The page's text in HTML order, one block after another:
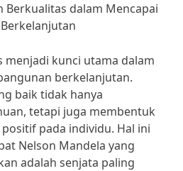
Berkualitas dalam Mencapai
menjadi kunci utama dalam
berkelanjutan.
baik tidak hanya
tetapi juga membentuk
pada individu. Hal ini
Nelson Mandela yang
adalah senjata paling